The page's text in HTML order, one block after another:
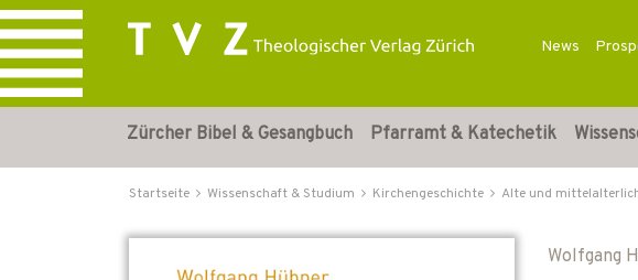
News
Zürcher Bibel & Gesangbuch Pfarramt & Katechetik
Startseite Wissenschaft & Studium Kirchengeschichte Alte und
Wolfgang